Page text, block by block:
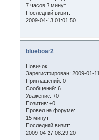
7 часов 7 минут
Последний визит:
2009-04-13 01:01:50
blueboar2
Новичок
Зарегистрирован: 2009-01-11
Приглашений: 0
Сообщений: 6
Уважение: +0
Позитив: +0
Провел на форуме:
15 минут
Последний визит:
2009-04-27 08:29:20